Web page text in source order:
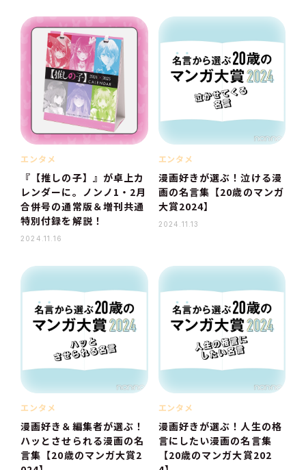
エンタメ
『【推しの子】』が卓上カ
レンダーに。ノンノ1・2月
合併号の通常版＆増刊共通
特別付録を解説！
2024.11.16
エンタメ
漫画好きが選ぶ！泣ける漫
画の名言集【20歳のマンガ
大賞2024】
2024.11.13
エンタメ
漫画好き＆編集者が選ぶ！
ハッとさせられる漫画の名
言集【20歳のマンガ大賞2
エンタメ
漫画好きが選ぶ！人生の格
言にしたい漫画の名言集
【20歳のマンガ大賞202